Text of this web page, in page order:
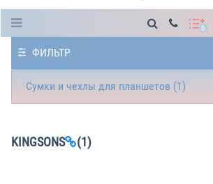
0
ФИЛЬТР
Сумки и чехлы для планшетов (1)
KINGSONS (1)